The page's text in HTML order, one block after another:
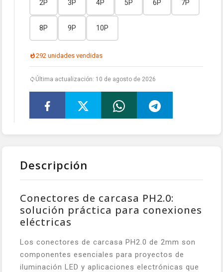
2P 3P 4P 5P 6P 7P
8P 9P 10P
292 unidades vendidas
Última actualización: 10 de agosto de 2026
Descripción
Conectores de carcasa PH2.0:
solución práctica para conexiones
eléctricas
Los conectores de carcasa PH2.0 de 2mm son
componentes esenciales para proyectos de
iluminación LED y aplicaciones electrónicas que